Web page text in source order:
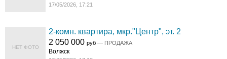
17/05/2026, 17:21
НЕТ ФОТО
2-комн. квартира, мкр."Центр", эт. 2
2 050 000руб — ПРОДАЖА
Волжск